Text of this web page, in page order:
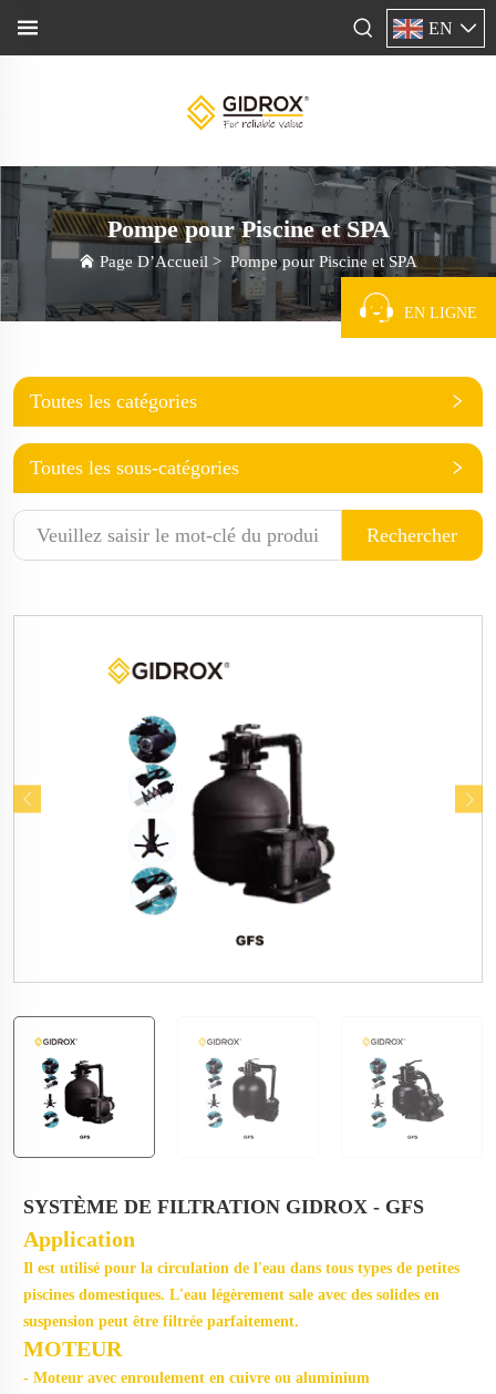
EN
Pompe pour Piscine et SPA
Page D’Accueil > Pompe pour Piscine et SPA
Toutes les catégories
Toutes les sous-catégories
Rechercher
SYSTÈME DE FILTRATION GIDROX - GFS
Application
Il est utilisé pour la circulation de l'eau dans tous types de petites
piscines domestiques. L'eau légèrement sale avec des solides en
suspension peut être filtrée parfaitement.
MOTEUR
- Moteur avec enroulement en cuivre ou aluminium
EN LIGNE